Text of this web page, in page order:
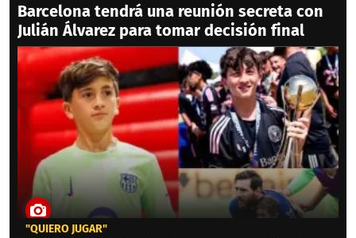
Barcelona tendrá una reunión secreta con
Julián Álvarez para tomar decisión final
"QUIERO JUGAR"